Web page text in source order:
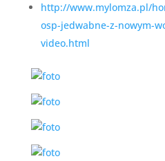
http://www.mylomza.pl/
osp-jedwabne-z-nowym-
video.html